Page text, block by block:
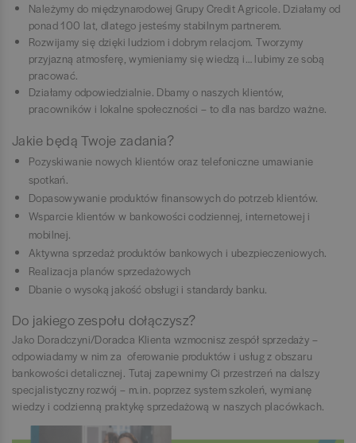
Należymy do międzynarodowej Grupy Credit Agricole. Działamy od
ponad 100 lat, dlatego jesteśmy stabilnym partnerem.
Rozwijamy się dzięki ludziom i dobrym relacjom. Tworzymy
przyjazną atmosferę, wymieniamy się wiedzą i… lubimy ze sobą
pracować.
Działamy odpowiedzialnie. Dbamy o naszych klientów,
pracowników i lokalne społeczności – to dla nas bardzo ważne.
Jakie będą Twoje zadania?
Pozyskiwanie nowych klientów oraz telefoniczne umawianie
spotkań.
Dopasowywanie produktów finansowych do potrzeb klientów.
Wsparcie klientów w bankowości codziennej, internetowej i
mobilnej.
Aktywna sprzedaż produktów bankowych i ubezpieczeniowych.
Realizacja planów sprzedażowych
Dbanie o wysoką jakość obsługi i standardy banku.
Do jakiego zespołu dołączysz?
Jako Doradczyni/Doradca Klienta wzmocnisz zespół sprzedaży –
odpowiadamy w nim za oferowanie produktów i usług z obszaru
bankowości detalicznej. Tutaj zapewnimy Ci przestrzeń na dalszy
specjalistyczny rozwój – m.in. poprzez system szkoleń, wymianę
wiedzy i codzienną praktykę sprzedażową w naszych placówkach.